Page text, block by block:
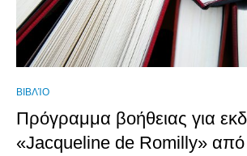
ΒΙΒΛΊΟ
Πρόγραμμα βοήθειας για
«Jacqueline de Romilly» από